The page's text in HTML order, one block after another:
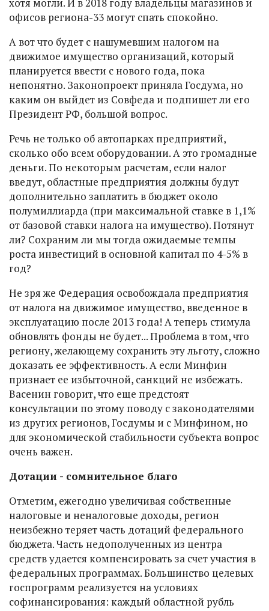
офисов региона-33 могут спать спокойно.
А вот что будет с нашумевшим налогом на
движимое имущество организаций, который
планируется ввести с нового года, пока
непонятно. Законопроект приняла Госдума, но
каким он выйдет из Совфеда и подпишет ли его
Президент РФ, большой вопрос.
Речь не только об автопарках предприятий,
сколько обо всем оборудовании. А это громадные
деньги. По некоторым расчетам, если налог
введут, областные предприятия должны будут
дополнительно заплатить в бюджет около
полумиллиарда (при максимальной ставке в 1,1%
от базовой ставки налога на имущество). Потянут
ли? Сохраним ли мы тогда ожидаемые темпы
роста инвестиций в основной капитал по 4-5% в
год?
Не зря же Федерация освобождала предприятия
от налога на движимое имущество, введенное в
эксплуатацию после 2013 года! А теперь стимула
обновлять фонды не будет... Проблема в том, что
региону, желающему сохранить эту льготу, сложно
доказать ее эффективность. А если Минфин
признает ее избыточной, санкций не избежать.
Васенин говорит, что еще предстоят
консультации по этому поводу с законодателями
из других регионов, Госдумы и с Минфином, но
для экономической стабильности субъекта вопрос
очень важен.
Дотации - сомнительное благо
Отметим, ежегодно увеличивая собственные
налоговые и неналоговые доходы, регион
неизбежно теряет часть дотаций федерального
бюджета. Часть недополученных из центра
средств удается компенсировать за счет участия в
федеральных программах. Большинство целевых
госпрограмм реализуется на условиях
софинансирования: каждый областной рубль